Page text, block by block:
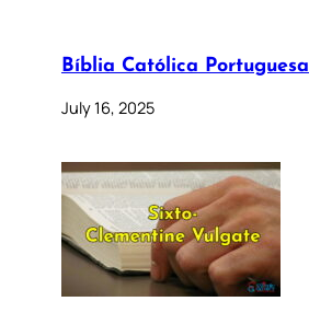
Bíblia Católica Portuguesa
July 16, 2025